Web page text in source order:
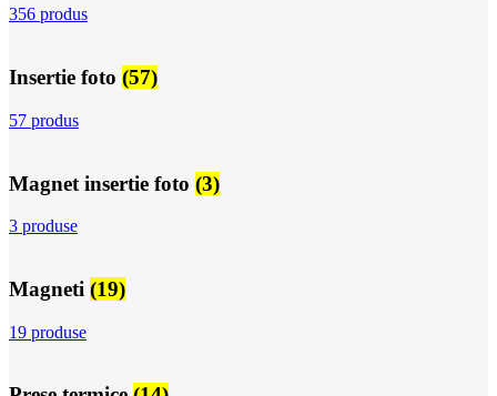
356 produs
Insertie foto (57)
57 produs
Magnet insertie foto (3)
3 produse
Magneti (19)
19 produse